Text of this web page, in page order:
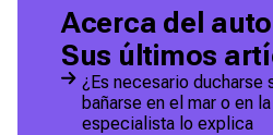
Acerca del
Sus últimos
¿Es necesario ducharse
bañarse en el mar o en
especialista lo explica